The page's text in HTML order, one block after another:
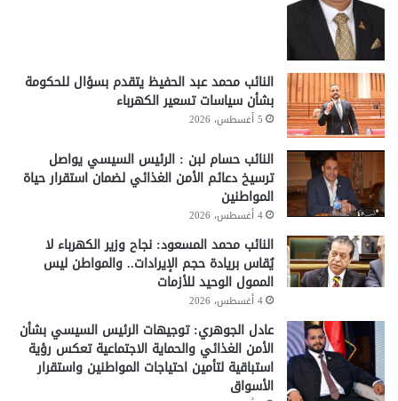
النائب محمد عبد الحفيظ يتقدم بسؤال للحكومة
بشأن سياسات تسعير الكهرباء
5 أغسطس، 2026
النائب حسام لبن : الرئيس السيسي يواصل
ترسيخ دعائم الأمن الغذائي لضمان استقرار حياة
المواطنين
4 أغسطس، 2026
النائب محمد المسعود: نجاح وزير الكهرباء لا
يُقاس بريادة حجم الإيرادات.. والمواطن ليس
الممول الوحيد للأزمات
4 أغسطس، 2026
عادل الجوهري: توجيهات الرئيس السيسي بشأن
الأمن الغذائي والحماية الاجتماعية تعكس رؤية
استباقية لتأمين احتياجات المواطنين واستقرار
الأسواق